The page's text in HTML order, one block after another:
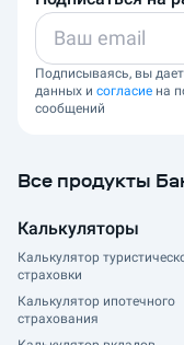
Подписываясь, вы
данных и согласие на
сообщений
Все продукты
Калькуляторы
Калькулятор
страховки
Калькулятор ипотечного
страхования